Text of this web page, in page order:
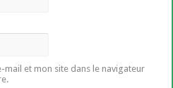
mail et mon site dans le navigateur